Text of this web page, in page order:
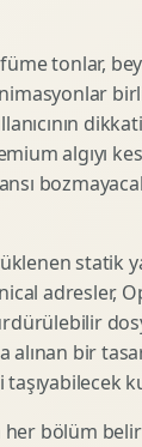
Afis Tasarimi
Brosur Tasarimi
Sosyal Medya
Sunum
Infografik
Fuaye Gorsel
Kurumsal Ilan
Lead
tonlar,
algıyı
statik
adresler,
alınan bir
her bölüm